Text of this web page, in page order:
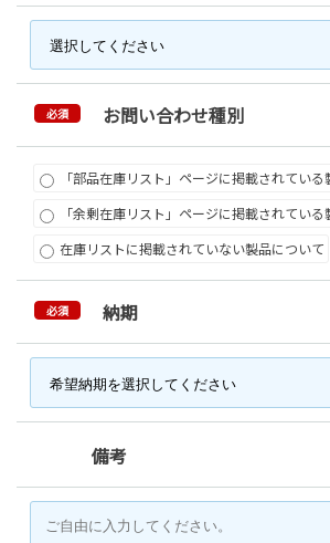
必須 お問い合わせ種別
「部品在庫リスト」ページに掲載されている
「余剰在庫リスト」ページに掲載されている
在庫リストに掲載されていない製品について
必須 納期
備考